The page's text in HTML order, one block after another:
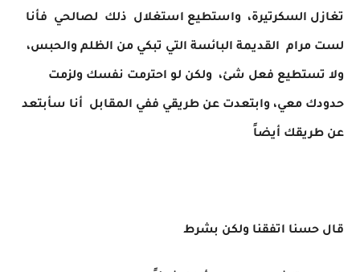
تغازل السكرتيرة، واستطيع استغلال ذلك لصالحي فأنا
لست مرام القديمة البائسة التي تبكي من الظلم والحبس،
ولا تستطيع فعل شئ، ولكن لو احترمت نفسك ولزمت
حدودك معي، وابتعدت عن طريقي ففي المقابل أنا سأبتعد
عن طريقك أيضاً
قال حسنا اتفقنا ولكن بشرط